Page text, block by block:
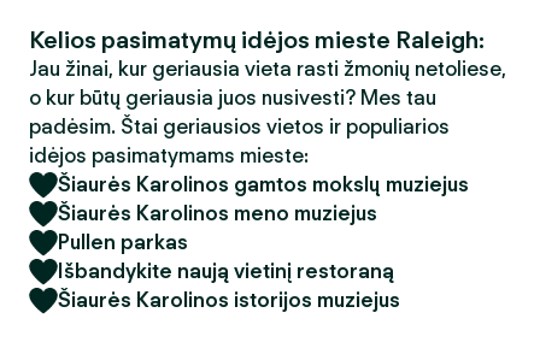
Kelios pasimatymų idėjos mieste Raleigh:
Jau žinai, kur geriausia vieta rasti žmonių netoliese,
o kur būtų geriausia juos nusivesti? Mes tau
padėsim. Štai geriausios vietos ir populiarios
idėjos pasimatymams mieste:
Šiaurės Karolinos gamtos mokslų muziejus
Šiaurės Karolinos meno muziejus
Pullen parkas
Išbandykite naują vietinį restoraną
Šiaurės Karolinos istorijos muziejus